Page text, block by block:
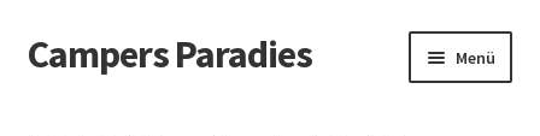
Zur
Navigation
Zum
Inhalt
Campers Paradies Menü